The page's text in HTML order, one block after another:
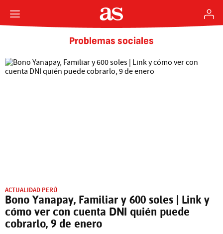
Problemas sociales
ACTUALIDAD PERÚ
Bono Yanapay, Familiar y 600 soles | Link y
cómo ver con cuenta DNI quién puede
cobrarlo, 9 de enero